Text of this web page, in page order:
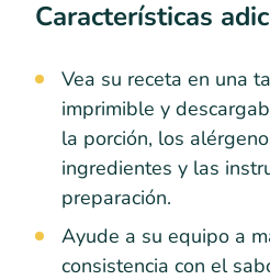
Características
Vea su receta en una
imprimible y
la porción, los
ingredientes y las
preparación.
Ayude a su equipo a
consistencia con el